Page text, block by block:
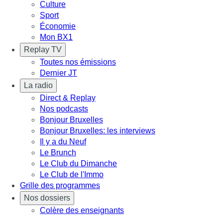
Culture
Sport
Économie
Mon BX1
Replay TV
Toutes nos émissions
Dernier JT
La radio
Direct & Replay
Nos podcasts
Bonjour Bruxelles
Bonjour Bruxelles: les interviews
Il y a du Neuf
Le Brunch
Le Club du Dimanche
Le Club de l'Immo
Grille des programmes
Nos dossiers
Colère des enseignants